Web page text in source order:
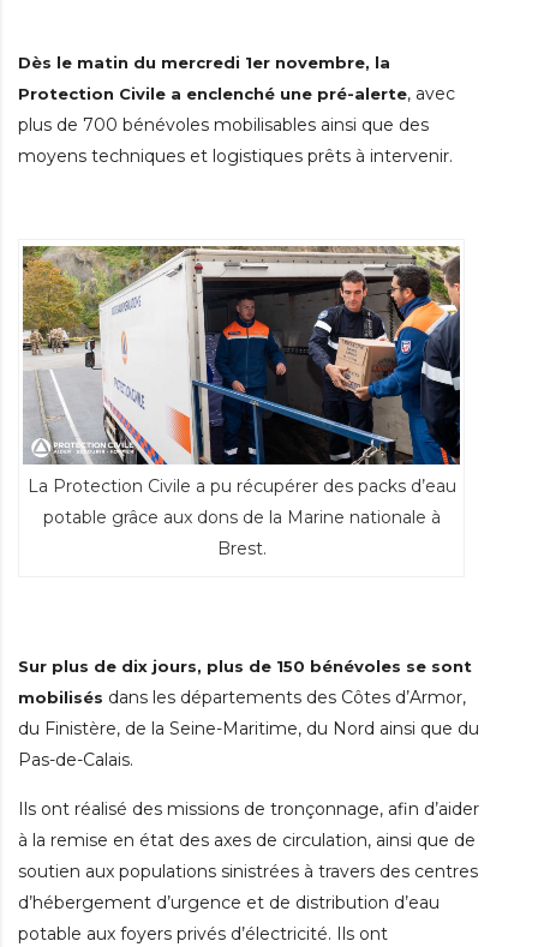
Dès le matin du mercredi 1er novembre, la
Protection Civile a enclenché une pré-alerte, avec
plus de 700 bénévoles mobilisables ainsi que des
moyens techniques et logistiques prêts à intervenir.
La Protection Civile a pu récupérer des packs d’eau
potable grâce aux dons de la Marine nationale à
Brest.
Sur plus de dix jours, plus de 150 bénévoles se sont
mobilisés dans les départements des Côtes d’Armor,
du Finistère, de la Seine-Maritime, du Nord ainsi que du
Pas-de-Calais.
Ils ont réalisé des missions de tronçonnage, afin d’aider
à la remise en état des axes de circulation, ainsi que de
soutien aux populations sinistrées à travers des centres
d’hébergement d’urgence et de distribution d’eau
potable aux foyers privés d’électricité. Ils ont